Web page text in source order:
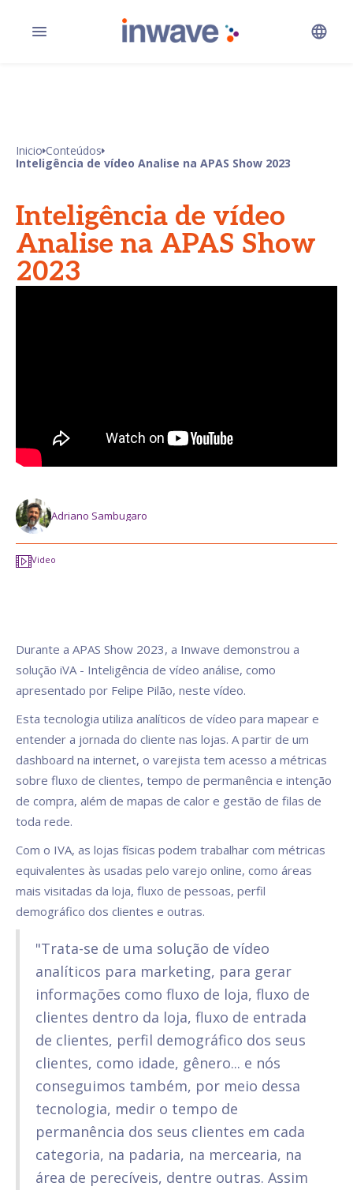
Inicio Conteúdos
Inteligência de vídeo Analise na APAS Show 2023
Inteligência de vídeo
Analise na APAS Show
2023
Adriano Sambugaro
Video
Durante a APAS Show 2023, a Inwave demonstrou a
solução iVA - Inteligência de vídeo análise, como
apresentado por Felipe Pilão, neste vídeo.
Esta tecnologia utiliza analíticos de vídeo para mapear e
entender a jornada do cliente nas lojas. A partir de um
dashboard na internet, o varejista tem acesso a métricas
sobre fluxo de clientes, tempo de permanência e intenção
de compra, além de mapas de calor e gestão de filas de
toda rede.
Com o IVA, as lojas físicas podem trabalhar com métricas
equivalentes às usadas pelo varejo online, como áreas
mais visitadas da loja, fluxo de pessoas, perfil
demográfico dos clientes e outras.
"Trata-se de uma solução de vídeo
analíticos para marketing, para gerar
informações como fluxo de loja, fluxo de
clientes dentro da loja, fluxo de entrada
de clientes, perfil demográfico dos seus
clientes, como idade, gênero... e nós
conseguimos também, por meio dessa
tecnologia, medir o tempo de
permanência dos seus clientes em cada
categoria, na padaria, na mercearia, na
área de perecíveis, dentre outras. Assim